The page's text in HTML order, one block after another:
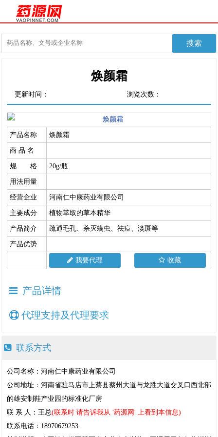
焕颜霜
更新时间： 浏览次数：
产品名称 焕颜霜
商 品 名
规 格 20g/瓶
用法用量
经营企业 河南仁中康药业有限公司
主要成分 植物萃取的草本精华
产品简介 疏通毛孔、杀灭螨虫、祛痘、淡斑等
产品优势
我要代理 收藏
产品详情
代理支持及代理要求
联系方式
公司名称：河南仁中康药业有限公司
公司地址：河南省驻马店市上蔡县蔡州大道与龙胜大道交叉口西北部
的雄安制鞋产业园的标准化厂房
联 系 人：王总(联系时 请告诉我从 '药源网' 上看到本信息)
联系电话：18970679253